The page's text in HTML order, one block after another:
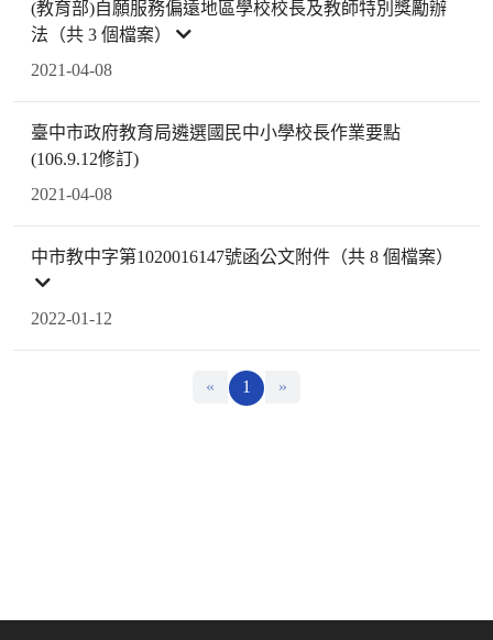
(教育部)自願服務偏遠地區學校校長及教師特別獎勵辦
法（共 3 個檔案）
2021-04-08
臺中市政府教育局遴選國民中小學校長作業要點
(106.9.12修訂)
2021-04-08
中市教中字第1020016147號函公文附件（共 8 個檔案）
2022-01-12
« 1 »